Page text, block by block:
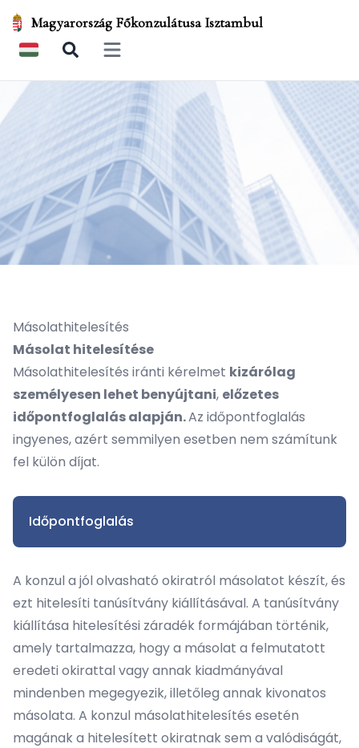
Magyarország Főkonzulátusa Isztambul
Open main menu
Másolathitelesítés
Másolat hitelesítése
Másolathitelesítés iránti kérelmet kizárólag
személyesen lehet benyújtani, előzetes
időpontfoglalás alapján.Az időpontfoglalás
ingyenes, azért semmilyen esetben nem számítunk
fel külön díjat.
Időpontfoglalás
A konzul a jól olvasható okiratról másolatot készít, és
ezt hitelesíti tanúsítvány kiállításával. A tanúsítvány
kiállítása hitelesítési záradék formájában történik,
amely tartalmazza, hogy a másolat a felmutatott
eredeti okirattal vagy annak kiadmányával
mindenben megegyezik, illetőleg annak kivonatos
másolata. A konzul másolathitelesítés esetén
magának a hitelesített okiratnak sem a valódiságát,